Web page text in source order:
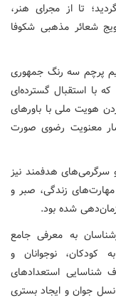
تا از مجرای هنر،
شعائر مذهبی شکوفا
پرچم سه رنگ جمهوری
با استقبال گسترده‌ای
هویت ملی با باورهای
معنویت رضوی صورت
سرگرمی‌های هدفمند نیز
زندگی، صبر و
شده بود.
به معرفی جامع
کودکان، نوجوانان و
شناسایی استعدادهای
جوان و ایجاد بستری